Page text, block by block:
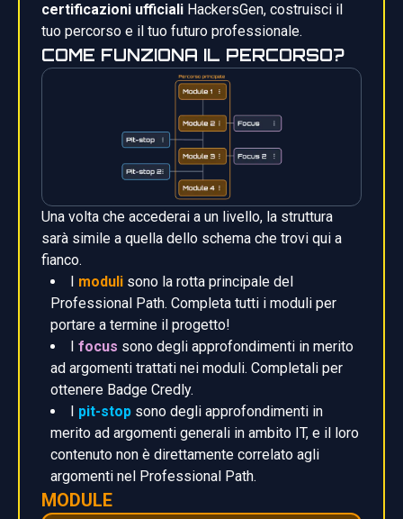
certificazioni ufficiali HackersGen, costruisci il
tuo percorso e il tuo futuro professionale.
COME FUNZIONA IL PERCORSO?
Una volta che accederai a un livello, la struttura
sarà simile a quella dello schema che trovi qui a
fianco.
I moduli sono la rotta principale del
Professional Path. Completa tutti i moduli per
portare a termine il progetto!
I focus sono degli approfondimenti in merito
ad argomenti trattati nei moduli. Completali per
ottenere Badge Credly.
I pit-stop sono degli approfondimenti in
merito ad argomenti generali in ambito IT, e il loro
contenuto non è direttamente correlato agli
argomenti nel Professional Path.
MODULE